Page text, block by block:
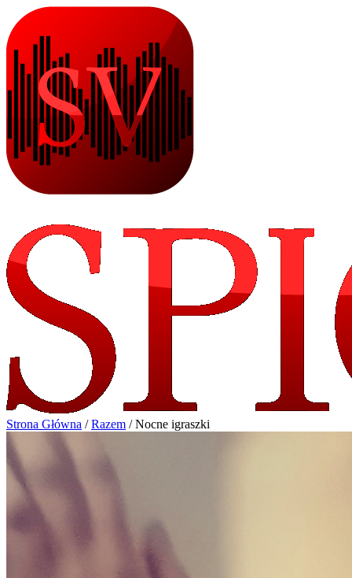
Strona Główna / Razem / Nocne igraszki